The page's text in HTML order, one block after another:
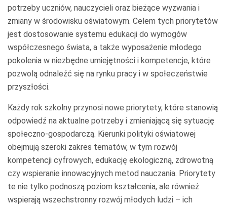
potrzeby uczniów, nauczycieli oraz bieżące wyzwania i
zmiany w środowisku oświatowym. Celem tych priorytetów
jest dostosowanie systemu edukacji do wymogów
współczesnego świata, a także wyposażenie młodego
pokolenia w niezbędne umiejętności i kompetencje, które
pozwolą odnaleźć się na rynku pracy i w społeczeństwie
przyszłości.
Każdy rok szkolny przynosi nowe priorytety, które stanowią
odpowiedź na aktualne potrzeby i zmieniającą się sytuację
społeczno-gospodarczą. Kierunki polityki oświatowej
obejmują szeroki zakres tematów, w tym rozwój
kompetencji cyfrowych, edukację ekologiczną, zdrowotną
czy wspieranie innowacyjnych metod nauczania. Priorytety
te nie tylko podnoszą poziom kształcenia, ale również
wspierają wszechstronny rozwój młodych ludzi – ich